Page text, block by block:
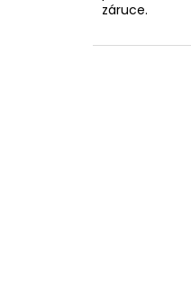
záruce.